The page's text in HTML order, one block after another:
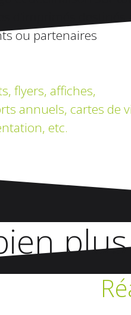
d'imprimés destinés
ou partenaires
flyers, affiches,
annuels, cartes de
etc.